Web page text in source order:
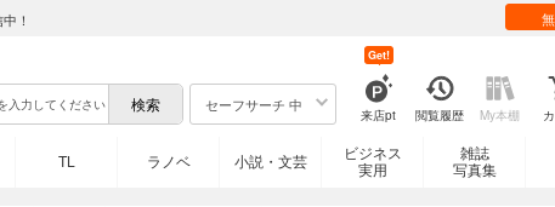
！
セーフサーチ 中
来店pt
Get!
閲覧履歴 My本棚
TL ラノベ 小説・文芸
ビジネス
実用
雑誌
写真集